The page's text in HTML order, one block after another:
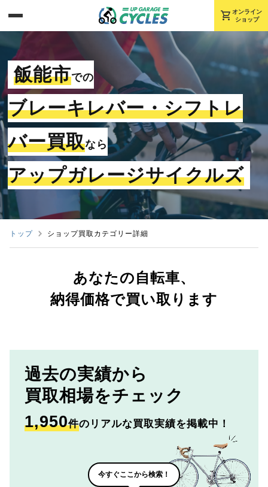
shopping_cart オンライン
ショップ
飯能市での
ブレーキレバー・シフトレ
バー買取なら
アップガレージサイクルズ
トップ ショップ買取カテゴリー詳細
あなたの自転車、
納得価格で買い取ります
過去の実績から
買取相場をチェック
1,950件のリアルな買取実績を掲載中！
今すぐここから検索！